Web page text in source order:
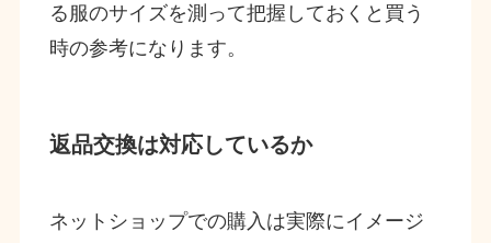
る服のサイズを測って把握しておくと買う
時の参考になります。
返品交換は対応しているか
ネットショップでの購入は実際にイメージ